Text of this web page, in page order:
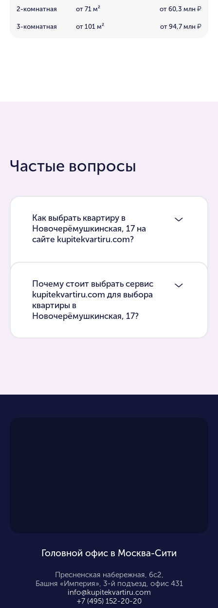
2-комнатная от 71 м² от 60,3 млн ₽
3-комнатная от 101 м² от 94,7 млн ₽
Частые вопросы
Как выбрать квартиру в
Новочерёмушкинская, 17 на
сайте kupitekvartiru.com?
Почему стоит выбрать сервис
kupitekvartiru.com для выбора
квартиры в
Новочерёмушкинская, 17?
Головной офис в Москва-Сити
Пресненская набережная, 6с2,
Башня «Империя», 3-й подъезд, офис 431
info@kupitekvartiru.com
+7 (495) 152-20-20